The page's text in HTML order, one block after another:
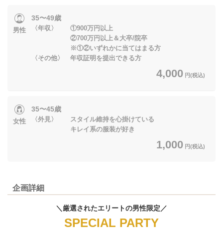
男性
35〜49歳
〈年収〉 ①900万円以上
②700万円以上＆大卒/院卒
※①②いずれかに当てはまる方
〈その他〉 年収証明を提出できる方
4,000 円(税込)
女性
35〜45歳
〈外見〉 スタイル維持を心掛けている
キレイ系の服装が好き
1,000 円(税込)
企画詳細
＼厳選されたエリートの男性限定／
SPECIAL PARTY